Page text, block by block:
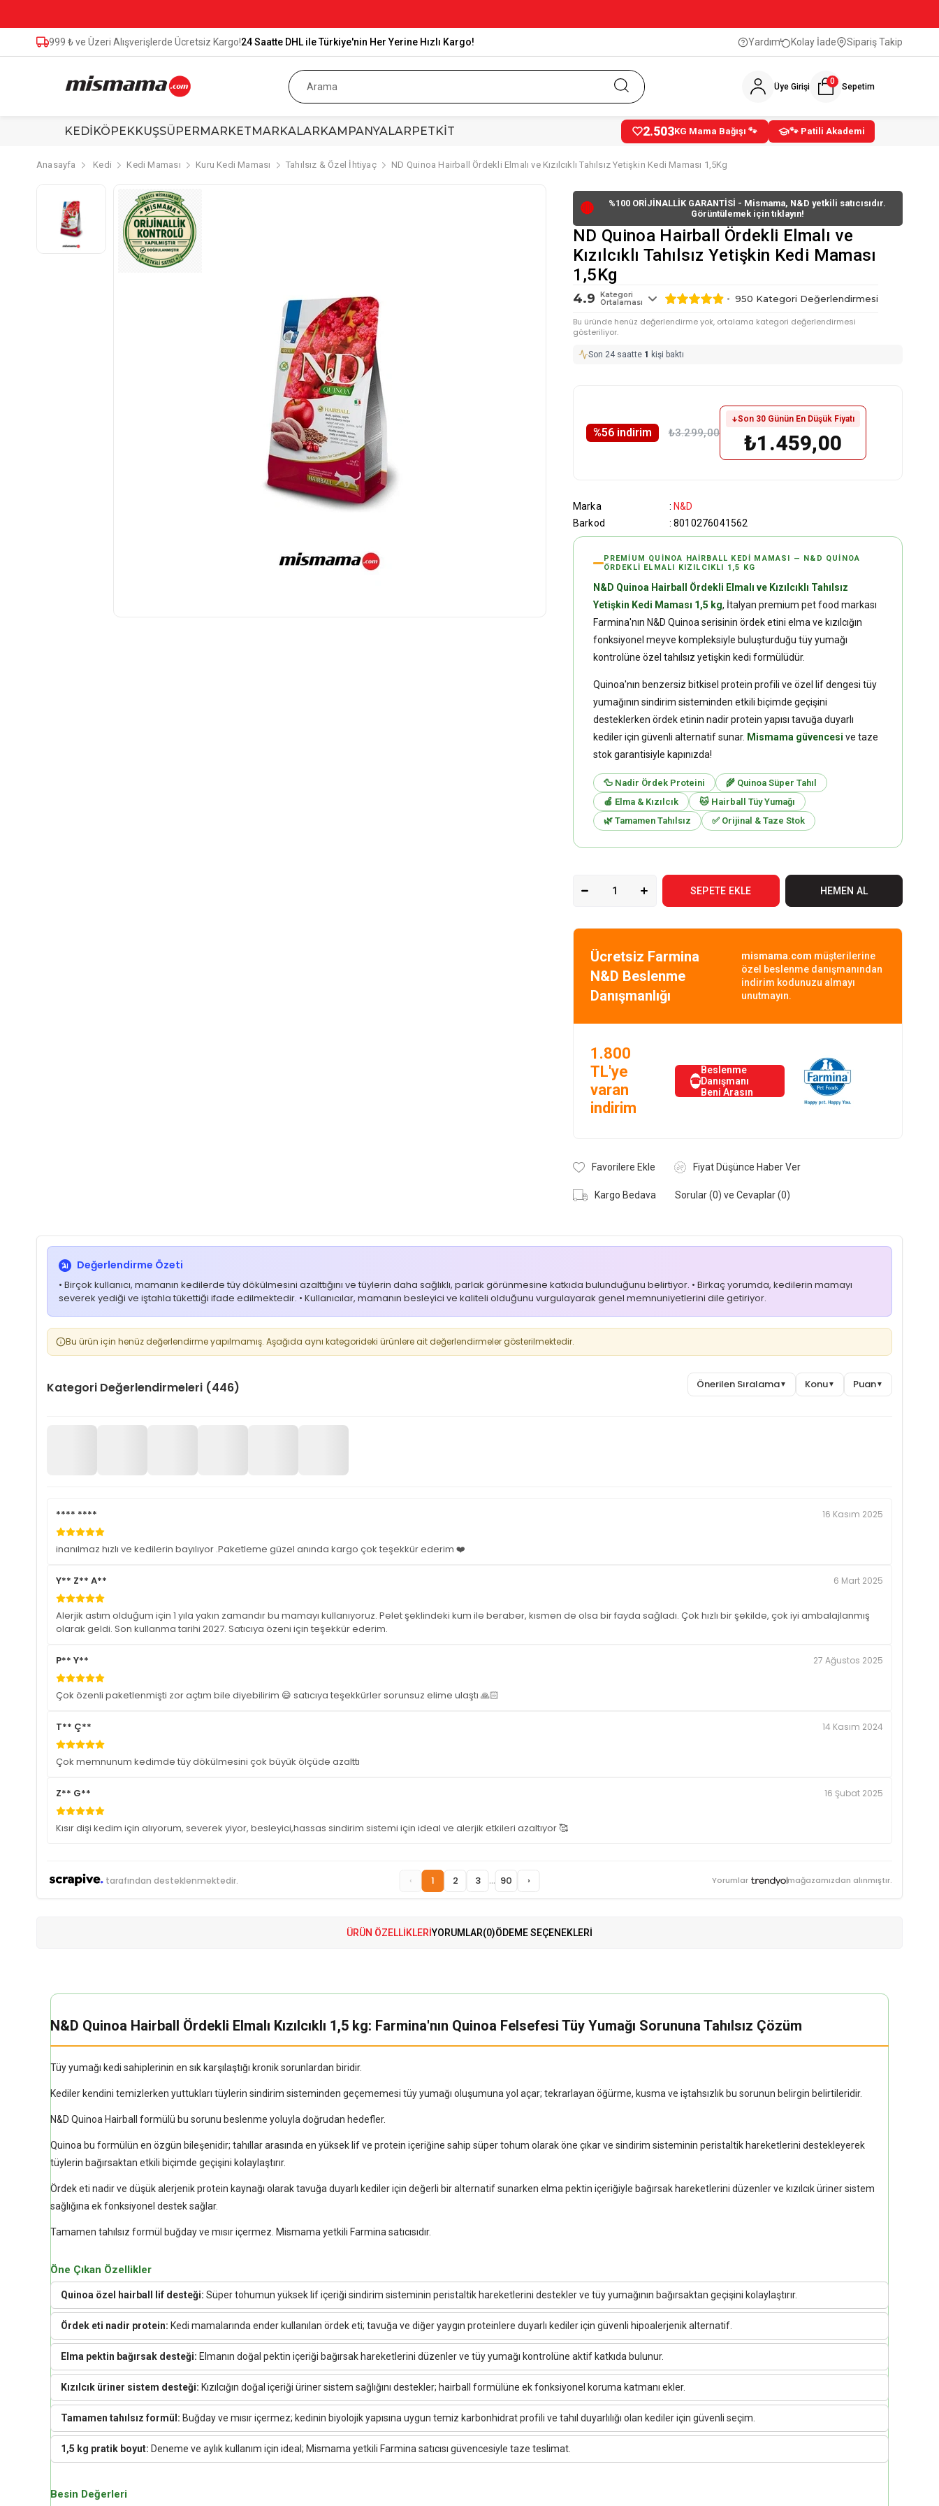
999 ₺ ve Üzeri Alışverişlerde Ücretsiz Kargo!24 Saatte DHL ile Türkiye'nin Her Yerine Hızlı Kargo! Yardım Kolay İade Sipariş Takip
Üye Girişi Sepetim
0
KEDİKÖPEKKUŞSÜPERMARKETMARKALARKAMPANYALARPETKİT 2.503KG Mama Bağışı 🐾 🐾 Patili Akademi
Anasayfa Kedi Kedi Maması Kuru Kedi Maması Tahılsız & Özel İhtiyaç ND Quinoa Hairball Ördekli Elmalı ve Kızılcıklı Tahılsız Yetişkin Kedi Maması 1,5Kg
🔴
%100 ORİJİNALLİK GARANTİSİ - Mismama, N&D yetkili satıcısıdır.
Görüntülemek için tıklayın!
ND Quinoa Hairball Ördekli Elmalı ve
Kızılcıklı Tahılsız Yetişkin Kedi Maması
1,5Kg
4.9
Kategori
Ortalaması
950 Kategori Değerlendirmesi
Bu üründe henüz değerlendirme yok, ortalama kategori değerlendirmesi
gösteriliyor.
Son 24 saatte 1 kişi baktı
%56 i̇ndirim ₺3.299,00
Son 30 Günün En Düşük Fiyatı
₺1.459,00
Marka : N&D
Barkod
: 8010276041562
PREMIUM QUINOA HAIRBALL KEDI MAMASI — N&D QUINOA
ÖRDEKLI ELMALI KIZILCIKLI 1,5 KG
N&D Quinoa Hairball Ördekli Elmalı ve Kızılcıklı Tahılsız
Yetişkin Kedi Maması 1,5 kg, İtalyan premium pet food markası
Farmina'nın N&D Quinoa serisinin ördek etini elma ve kızılcığın
fonksiyonel meyve kompleksiyle buluşturduğu tüy yumağı
kontrolüne özel tahılsız yetişkin kedi formülüdür.
Quinoa'nın benzersiz bitkisel protein profili ve özel lif dengesi tüy
yumağının sindirim sisteminden etkili biçimde geçişini
desteklerken ördek etinin nadir protein yapısı tavuğa duyarlı
kediler için güvenli alternatif sunar. Mismama güvencesi ve taze
stok garantisiyle kapınızda!
🦆 Nadir Ördek Proteini
🌾 Quinoa Süper Tahıl
🍎 Elma & Kızılcık
🐱 Hairball Tüy Yumağı
🌿 Tamamen Tahılsız
✅ Orijinal & Taze Stok
Ücretsiz Farmina
N&D Beslenme
Danışmanlığı
mismama.com müşterilerine
özel beslenme danışmanından
indirim kodunuzu almayı
unutmayın.
1.800
TL'ye
varan
indirim
☎
Beslenme
Danışmanı
Beni Arasın
Favorilere Ekle Fiyat Düşünce Haber Ver
Kargo Bedava Sorular (0) ve Cevaplar (0)
Değerlendirme Özeti
• Birçok kullanıcı, mamanın kedilerde tüy dökülmesini azalttığını ve tüylerin daha sağlıklı, parlak görünmesine katkıda bulunduğunu belirtiyor. • Birkaç yorumda, kedilerin mamayı
severek yediği ve iştahla tükettiği ifade edilmektedir. • Kullanıcılar, mamanın besleyici ve kaliteli olduğunu vurgulayarak genel memnuniyetlerini dile getiriyor.
Bu ürün için henüz değerlendirme yapılmamış. Aşağıda aynı kategorideki ürünlere ait değerlendirmeler gösterilmektedir.
Kategori Değerlendirmeleri (446) Önerilen Sıralama▼ Konu▼ Puan▼
**** **** 16 Kasım 2025
inanılmaz hızlı ve kedilerin bayılıyor .Paketleme güzel anında kargo çok teşekkür ederim ❤️
Y** Z** A** 6 Mart 2025
Alerjik astım olduğum için 1 yıla yakın zamandır bu mamayı kullanıyoruz. Pelet şeklindeki kum ile beraber, kısmen de olsa bir fayda sağladı. Çok hızlı bir şekilde, çok iyi ambalajlanmış
olarak geldi. Son kullanma tarihi 2027. Satıcıya özeni için teşekkür ederim.
P** Y** 27 Ağustos 2025
Çok özenli paketlenmişti zor açtım bile diyebilirim 😄 satıcıya teşekkürler sorunsuz elime ulaştı 🙏🏻
T** Ç** 14 Kasım 2024
Çok memnunum kedimde tüy dökülmesini çok büyük ölçüde azalttı
Z** G** 16 Şubat 2025
Kısır dişi kedim için alıyorum, severek yiyor, besleyici,hassas sindirim sistemi için ideal ve alerjik etkileri azaltıyor 🥰
tarafından desteklenmektedir. ‹ 1 2 3 ... 90 › Yorumlar mağazamızdan alınmıştır.
ÜRÜN ÖZELLIKLERIYORUMLAR(0)ÖDEME SEÇENEKLERI
N&D Quinoa Hairball Ördekli Elmalı Kızılcıklı 1,5 kg: Farmina'nın Quinoa Felsefesi Tüy Yumağı Sorununa Tahılsız Çözüm
Tüy yumağı kedi sahiplerinin en sık karşılaştığı kronik sorunlardan biridir.
Kediler kendini temizlerken yuttukları tüylerin sindirim sisteminden geçememesi tüy yumağı oluşumuna yol açar; tekrarlayan öğürme, kusma ve iştahsızlık bu sorunun belirgin belirtileridir.
N&D Quinoa Hairball formülü bu sorunu beslenme yoluyla doğrudan hedefler.
Quinoa bu formülün en özgün bileşenidir; tahıllar arasında en yüksek lif ve protein içeriğine sahip süper tohum olarak öne çıkar ve sindirim sisteminin peristaltik hareketlerini destekleyerek
tüylerin bağırsaktan etkili biçimde geçişini kolaylaştırır.
Ördek eti nadir ve düşük alerjenik protein kaynağı olarak tavuğa duyarlı kediler için değerli bir alternatif sunarken elma pektin içeriğiyle bağırsak hareketlerini düzenler ve kızılcık üriner sistem
sağlığına ek fonksiyonel destek sağlar.
Tamamen tahılsız formül buğday ve mısır içermez. Mismama yetkili Farmina satıcısıdır.
Öne Çıkan Özellikler
Quinoa özel hairball lif desteği: Süper tohumun yüksek lif içeriği sindirim sisteminin peristaltik hareketlerini destekler ve tüy yumağının bağırsaktan geçişini kolaylaştırır.
Ördek eti nadir protein: Kedi mamalarında ender kullanılan ördek eti; tavuğa ve diğer yaygın proteinlere duyarlı kediler için güvenli hipoalerjenik alternatif.
Elma pektin bağırsak desteği: Elmanın doğal pektin içeriği bağırsak hareketlerini düzenler ve tüy yumağı kontrolüne aktif katkıda bulunur.
Kızılcık üriner sistem desteği: Kızılcığın doğal içeriği üriner sistem sağlığını destekler; hairball formülüne ek fonksiyonel koruma katmanı ekler.
Tamamen tahılsız formül: Buğday ve mısır içermez; kedinin biyolojik yapısına uygun temiz karbonhidrat profili ve tahıl duyarlılığı olan kediler için güvenli seçim.
1,5 kg pratik boyut: Deneme ve aylık kullanım için ideal; Mismama yetkili Farmina satıcısı güvencesiyle taze teslimat.
Besin Değerleri